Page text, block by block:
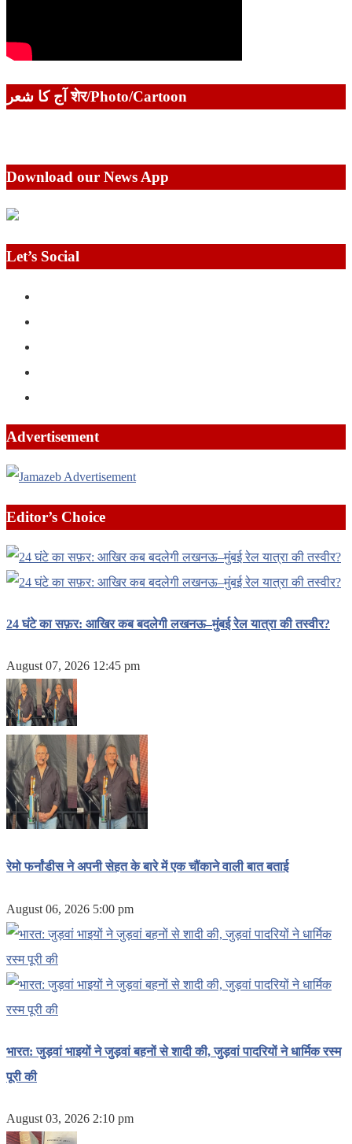
آج کا شعر शेर/Photo/Cartoon
Download our News App
Let’s Social
Advertisement
Editor’s Choice
24 घंटे का सफ़र: आखिर कब बदलेगी लखनऊ–मुंबई रेल यात्रा की तस्वीर?
August 07, 2026 12:45 pm
रेमो फर्नांडीस ने अपनी सेहत के बारे में एक चौंकाने वाली बात बताई
August 06, 2026 5:00 pm
भारत: जुड़वां भाइयों ने जुड़वां बहनों से शादी की, जुड़वां पादरियों ने धार्मिक रस्म
पूरी की
August 03, 2026 2:10 pm